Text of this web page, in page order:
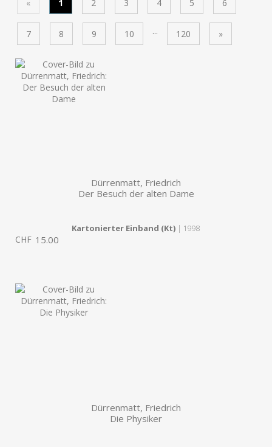
« 1 2 3 4 5 6
7 8 9 10 ... 120 »
Dürrenmatt, Friedrich
Der Besuch der alten Dame
Kartonierter Einband (Kt) | 1998
CHF 15.00
Dürrenmatt, Friedrich
Die Physiker